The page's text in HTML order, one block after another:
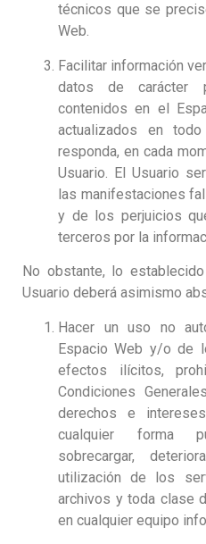
técnicos que se
Web.
Facilitar información
datos de carácter
contenidos en el
actualizados en
responda, en cada
Usuario. El Usuario
las manifestaciones
y de los perjuicios
terceros por la
No obstante, lo
Usuario deberá asimismo
Hacer un uso no
Espacio Web y/o de
efectos ilícitos,
Condiciones
derechos e
cualquier forma
sobrecargar,
utilización de los
archivos y toda clase
en cualquier equipo